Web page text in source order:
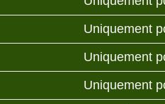
Uniquement
Uniquement
Uniquement